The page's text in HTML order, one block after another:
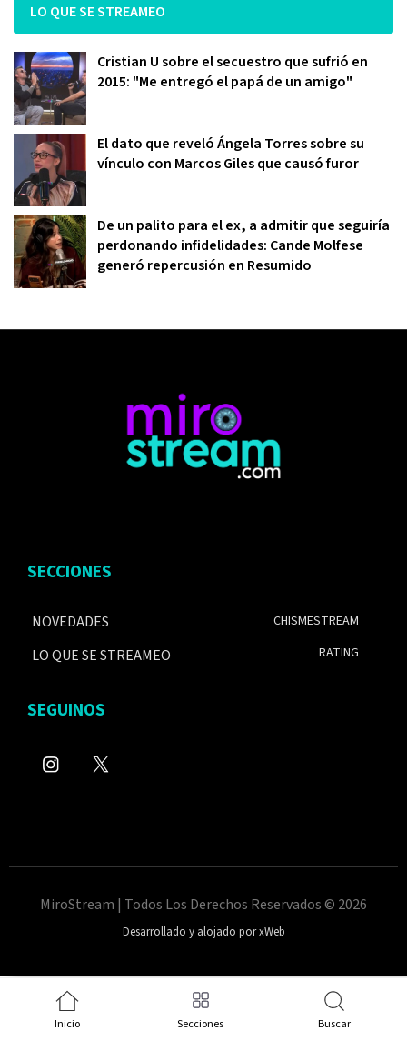
LO QUE SE STREAMEO
Cristian U sobre el secuestro que sufrió en
2015: "Me entregó el papá de un amigo"
El dato que reveló Ángela Torres sobre su
vínculo con Marcos Giles que causó furor
De un palito para el ex, a admitir que seguiría
perdonando infidelidades: Cande Molfese
generó repercusión en Resumido
SECCIONES
NOVEDADES
LO QUE SE STREAMEO
CHISMESTREAM
RATING
SEGUINOS
MiroStream | Todos Los Derechos Reservados © 2026
Desarrollado y alojado por xWeb
Inicio Secciones Buscar